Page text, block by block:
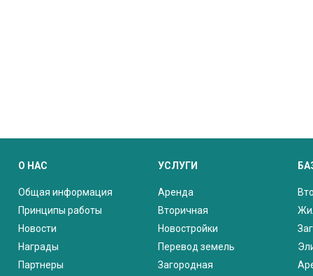
О НАС
Общая информация
Принципы работы
Новости
Награды
Партнеры
УСЛУГИ
Аренда
Вторичная
Новостройки
Перевод земель
Загородная